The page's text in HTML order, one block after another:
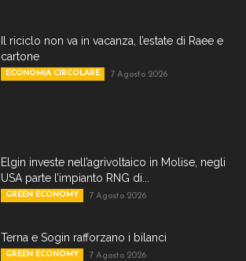
Il riciclo non va in vacanza, l’estate di Raee e
cartone
ECONOMIA CIRCOLARE 7 Agosto 2026
Elgin investe nell’agrivoltaico in Molise, negli
USA parte l’impianto RNG di...
GREEN ECONOMY 7 Agosto 2026
Terna e Sogin rafforzano i bilanci
GREEN ECONOMY 7 Agosto 2026